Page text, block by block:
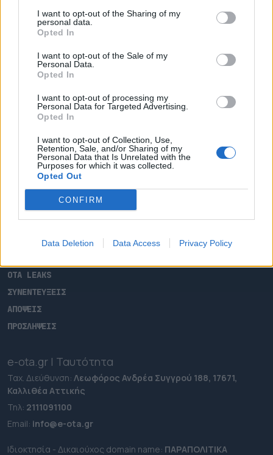
I want to opt-out of the Sharing of my
personal data.
Opted In
I want to opt-out of the Sale of my
Personal Data.
Opted In
I want to opt-out of processing my
Personal Data for Targeted Advertising.
Opted In
I want to opt-out of Collection, Use,
Retention, Sale, and/or Sharing of my
Personal Data that Is Unrelated with the
Purposes for which it was collected.
Opted Out
CONFIRM
Data Deletion Data Access Privacy Policy
υποψήφιος για την ηγεσία του δήμου. Σύμφωνα με
αποκλειστικές πληροφορίες του peiraiasnews.gr, η
ανακοίνωση της απόσυρσης του ενδιαφέροντος του
για τη θέση του δήμαρχου Πειραιά, γίνεται αυτή την
ώρα σε εκδήλωση στο δημαρχείο […]
28.01.2019 - 20.36
ΑΡΧΙΚΗ
ΡΟΗ ΕΙΔΗΣΕΩΝ
ΕΠΙΚΑΙΡΟΤΗΤΑ
OTA LEAKS
ΣΥΝΕΝΤΕΥΞΕΙΣ
ΑΠΟΨΕΙΣ
ΠΡΟΣΛΗΨΕΙΣ
e-ota.gr | Ταυτότητα
Ταχ. Διεύθυνση: Λεωφόρος Ανδρέα Συγγρού 188, 17671,
Καλλιθέα Αττικής
Τηλ: 2111091100
Εmail: info@e-ota.gr
Ιδιοκτησία - Δικαιούχος domain name: ΠΑΡΑΠΟΛΙΤΙΚΑ